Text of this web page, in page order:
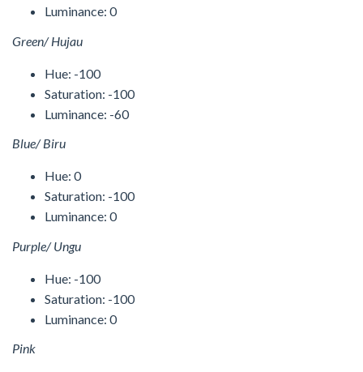
Luminance: 0
Green/ Hujau
Hue: -100
Saturation: -100
Luminance: -60
Blue/ Biru
Hue: 0
Saturation: -100
Luminance: 0
Purple/ Ungu
Hue: -100
Saturation: -100
Luminance: 0
Pink